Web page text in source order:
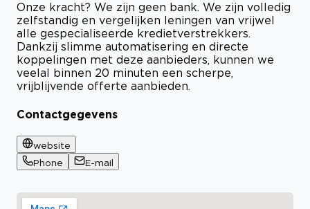
Onze kracht? We zijn geen bank. We zijn volledig
zelfstandig en vergelijken leningen van vrijwel
alle gespecialiseerde kredietverstrekkers.
Dankzij slimme automatisering en directe
koppelingen met deze aanbieders, kunnen we
veelal binnen 20 minuten een scherpe,
vrijblijvende offerte aanbieden.
Contactgegevens
website
Phone
E-mail